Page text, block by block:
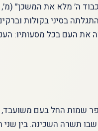
ה׳ מלא את המשכן״
בסיני בקולות
את העם בכל מסעותיו:
שמות החל בעם משועבד,
תשרה השכינה. בין